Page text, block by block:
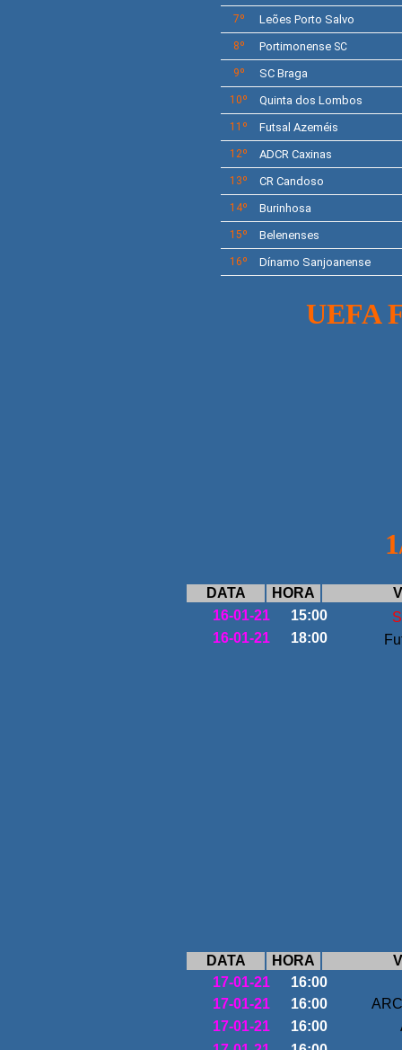
7º Leões Porto Salvo
8º PortimonenseSC
9º SC Braga
10º Quinta dos Lombos
11º Futsal Azeméis
12º ADCR Caxinas
13º CR Candoso
14º Burinhosa
15º Belenenses
16º Dínamo Sanjoanense
UEFA
DATA HORA
16-01-21
15:00
16-01-21
18:00
DATA HORA
17-01-21
16:00
17-01-21
16:00
17-01-21
16:00